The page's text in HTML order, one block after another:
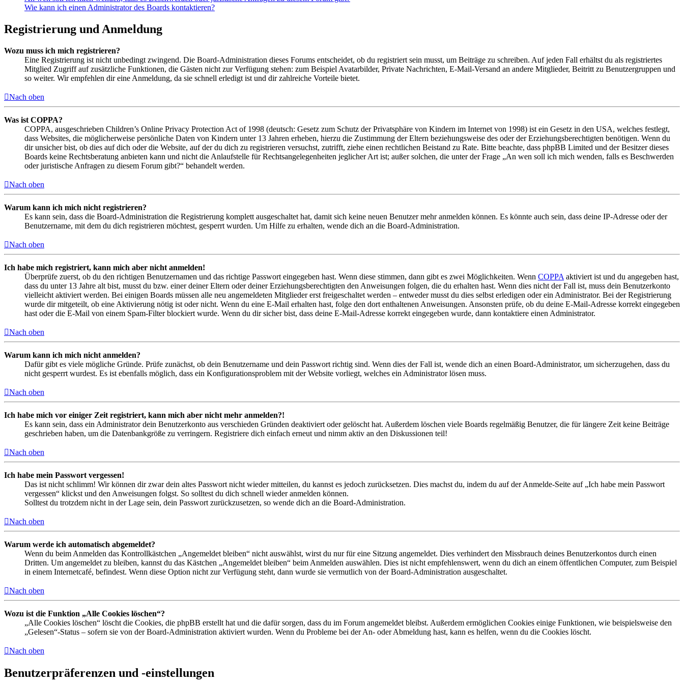
Wie kann ich einen Administrator des Boards kontaktieren?
Registrierung und Anmeldung
Wozu muss ich mich registrieren?
Eine Registrierung ist nicht unbedingt zwingend. Die Board-Administration dieses Forums entscheidet, ob du registriert sein musst, um Beiträge zu schreiben. Auf jeden Fall erhältst du als registriertes
Mitglied Zugriff auf zusätzliche Funktionen, die Gästen nicht zur Verfügung stehen: zum Beispiel Avatarbilder, Private Nachrichten, E-Mail-Versand an andere Mitglieder, Beitritt zu Benutzergruppen und
so weiter. Wir empfehlen dir eine Anmeldung, da sie schnell erledigt ist und dir zahlreiche Vorteile bietet.
Nach oben
Was ist COPPA?
COPPA, ausgeschrieben Children’s Online Privacy Protection Act of 1998 (deutsch: Gesetz zum Schutz der Privatsphäre von Kindern im Internet von 1998) ist ein Gesetz in den USA, welches festlegt,
dass Websites, die möglicherweise persönliche Daten von Kindern unter 13 Jahren erheben, hierzu die Zustimmung der Eltern beziehungsweise des oder der Erziehungsberechtigten benötigen. Wenn du
dir unsicher bist, ob dies auf dich oder die Website, auf der du dich zu registrieren versuchst, zutrifft, ziehe einen rechtlichen Beistand zu Rate. Bitte beachte, dass phpBB Limited und der Besitzer dieses
Boards keine Rechtsberatung anbieten kann und nicht die Anlaufstelle für Rechtsangelegenheiten jeglicher Art ist; außer solchen, die unter der Frage „An wen soll ich mich wenden, falls es Beschwerden
oder juristische Anfragen zu diesem Forum gibt?“ behandelt werden.
Nach oben
Warum kann ich mich nicht registrieren?
Es kann sein, dass die Board-Administration die Registrierung komplett ausgeschaltet hat, damit sich keine neuen Benutzer mehr anmelden können. Es könnte auch sein, dass deine IP-Adresse oder der
Benutzername, mit dem du dich registrieren möchtest, gesperrt wurden. Um Hilfe zu erhalten, wende dich an die Board-Administration.
Nach oben
Ich habe mich registriert, kann mich aber nicht anmelden!
Überprüfe zuerst, ob du den richtigen Benutzernamen und das richtige Passwort eingegeben hast. Wenn diese stimmen, dann gibt es zwei Möglichkeiten. Wenn COPPA aktiviert ist und du angegeben hast,
dass du unter 13 Jahre alt bist, musst du bzw. einer deiner Eltern oder deiner Erziehungsberechtigten den Anweisungen folgen, die du erhalten hast. Wenn dies nicht der Fall ist, muss dein Benutzerkonto
vielleicht aktiviert werden. Bei einigen Boards müssen alle neu angemeldeten Mitglieder erst freigeschaltet werden – entweder musst du dies selbst erledigen oder ein Administrator. Bei der Registrierung
wurde dir mitgeteilt, ob eine Aktivierung nötig ist oder nicht. Wenn du eine E-Mail erhalten hast, folge den dort enthaltenen Anweisungen. Ansonsten prüfe, ob du deine E-Mail-Adresse korrekt eingegeben
hast oder die E-Mail von einem Spam-Filter blockiert wurde. Wenn du dir sicher bist, dass deine E-Mail-Adresse korrekt eingegeben wurde, dann kontaktiere einen Administrator.
Nach oben
Warum kann ich mich nicht anmelden?
Dafür gibt es viele mögliche Gründe. Prüfe zunächst, ob dein Benutzername und dein Passwort richtig sind. Wenn dies der Fall ist, wende dich an einen Board-Administrator, um sicherzugehen, dass du
nicht gesperrt wurdest. Es ist ebenfalls möglich, dass ein Konfigurationsproblem mit der Website vorliegt, welches ein Administrator lösen muss.
Nach oben
Ich habe mich vor einiger Zeit registriert, kann mich aber nicht mehr anmelden?!
Es kann sein, dass ein Administrator dein Benutzerkonto aus verschieden Gründen deaktiviert oder gelöscht hat. Außerdem löschen viele Boards regelmäßig Benutzer, die für längere Zeit keine Beiträge
geschrieben haben, um die Datenbankgröße zu verringern. Registriere dich einfach erneut und nimm aktiv an den Diskussionen teil!
Nach oben
Ich habe mein Passwort vergessen!
Das ist nicht schlimm! Wir können dir zwar dein altes Passwort nicht wieder mitteilen, du kannst es jedoch zurücksetzen. Dies machst du, indem du auf der Anmelde-Seite auf „Ich habe mein Passwort
vergessen“ klickst und den Anweisungen folgst. So solltest du dich schnell wieder anmelden können.
Solltest du trotzdem nicht in der Lage sein, dein Passwort zurückzusetzen, so wende dich an die Board-Administration.
Nach oben
Warum werde ich automatisch abgemeldet?
Wenn du beim Anmelden das Kontrollkästchen „Angemeldet bleiben“ nicht auswählst, wirst du nur für eine Sitzung angemeldet. Dies verhindert den Missbrauch deines Benutzerkontos durch einen
Dritten. Um angemeldet zu bleiben, kannst du das Kästchen „Angemeldet bleiben“ beim Anmelden auswählen. Dies ist nicht empfehlenswert, wenn du dich an einem öffentlichen Computer, zum Beispiel
in einem Internetcafé, befindest. Wenn diese Option nicht zur Verfügung steht, dann wurde sie vermutlich von der Board-Administration ausgeschaltet.
Nach oben
Wozu ist die Funktion „Alle Cookies löschen“?
„Alle Cookies löschen“ löscht die Cookies, die phpBB erstellt hat und die dafür sorgen, dass du im Forum angemeldet bleibst. Außerdem ermöglichen Cookies einige Funktionen, wie beispielsweise den
„Gelesen“-Status – sofern sie von der Board-Administration aktiviert wurden. Wenn du Probleme bei der An- oder Abmeldung hast, kann es helfen, wenn du die Cookies löscht.
Nach oben
Benutzerpräferenzen und -einstellungen